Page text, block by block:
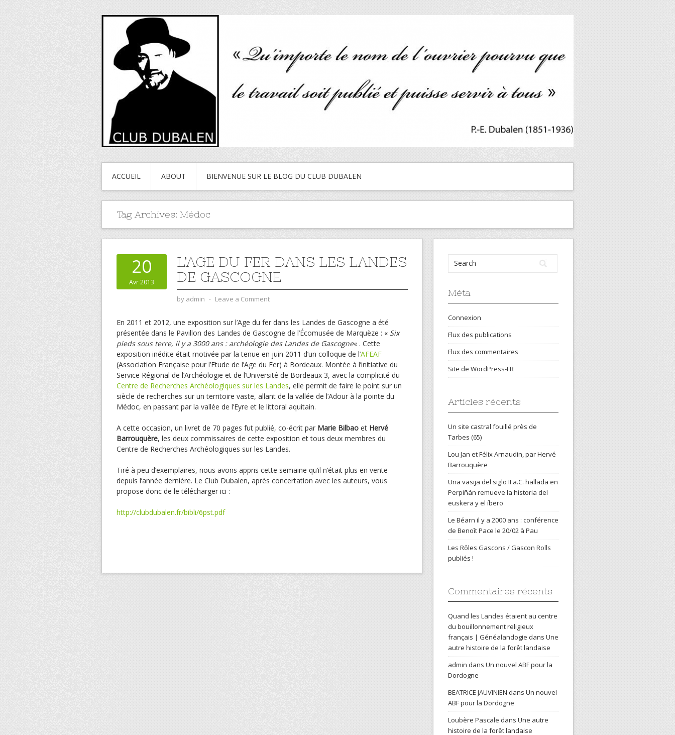
ACCUEIL ABOUT BIENVENUE SUR LE BLOG DU CLUB DUBALEN
Tag Archives: Médoc
20
Avr 2013
L’AGE DU FER DANS LES LANDES
DE GASCOGNE
by admin ⋅ Leave a Comment
En 2011 et 2012, une exposition sur l’Age du fer dans les Landes de Gascogne a été
présentée dans le Pavillon des Landes de Gascogne de l’Écomusée de Marquèze : « Six
pieds sous terre, il y a 3000 ans : archéologie des Landes de Gascogne« . Cette
exposition inédite était motivée par la tenue en juin 2011 d’un colloque de l’AFEAF
(Association Française pour l’Etude de l’Age du Fer) à Bordeaux. Montée à l’initiative du
Service Régional de l’Archéologie et de l’Université de Bordeaux 3, avec la complicité du
Centre de Recherches Archéologiques sur les Landes, elle permit de faire le point sur un
siècle de recherches sur un territoire vaste, allant de la vallée de l’Adour à la pointe du
Médoc, en passant par la vallée de l’Eyre et le littoral aquitain.
A cette occasion, un livret de 70 pages fut publié, co-écrit par Marie Bilbao et Hervé
Barrouquère, les deux commissaires de cette exposition et tous deux membres du
Centre de Recherches Archéologiques sur les Landes.
Tiré à peu d’exemplaires, nous avons appris cette semaine qu’il n’était plus en vente
depuis l’année dernière. Le Club Dubalen, après concertation avec les auteurs, vous
propose donc de le télécharger ici :
http://clubdubalen.fr/bibli/6pst.pdf
Méta
Connexion
Flux des publications
Flux des commentaires
Site de WordPress-FR
Articles récents
Un site castral fouillé près de
Tarbes (65)
Lou Jan et Félix Arnaudin, par Hervé
Barrouquère
Una vasija del siglo II a.C. hallada en
Perpiñán remueve la historia del
euskera y el íbero
Le Béarn il y a 2000 ans : conférence
de Benoît Pace le 20/02 à Pau
Les Rôles Gascons / Gascon Rolls
publiés !
Commentaires récents
Quand les Landes étaient au centre
du bouillonnement religieux
français | Généalandogie dans Une
autre histoire de la forêt landaise
admin dans Un nouvel ABF pour la
Dordogne
BEATRICE JAUVINIEN dans Un nouvel
ABF pour la Dordogne
Loubère Pascale dans Une autre
histoire de la forêt landaise